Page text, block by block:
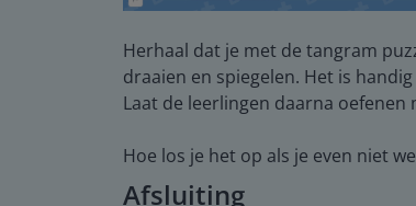
Herhaal dat je met de tangram
draaien en spiegelen. Het is
Laat de leerlingen daarna
Hoe los je het op als je even niet
Afsluiting